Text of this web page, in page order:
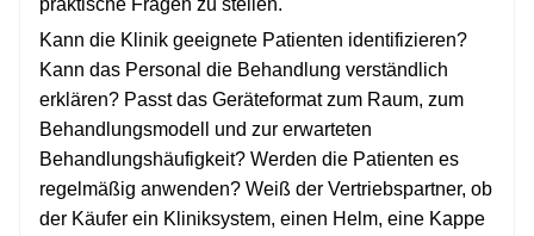
Kann die Klinik geeignete Patienten identifizieren?
Kann das Personal die Behandlung verständlich
erklären? Passt das Geräteformat zum Raum, zum
Behandlungsmodell und zur erwarteten
Behandlungshäufigkeit? Werden die Patienten es
regelmäßig anwenden? Weiß der Vertriebspartner, ob
der Käufer ein Kliniksystem, einen Helm, eine Kappe